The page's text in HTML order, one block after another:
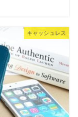
キャッシュレス